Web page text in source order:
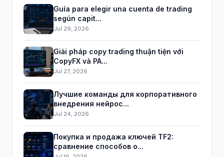
Guía para elegir una cuenta de trading
según capit...
Jul 29, 2026
Giải pháp copy trading thuận tiện với
CopyFX và PA...
Jul 27, 2026
Лучшие команды для корпоративного
внедрения нейрос...
Jul 24, 2026
Покупка и продажа ключей TF2:
сравнение способов о...